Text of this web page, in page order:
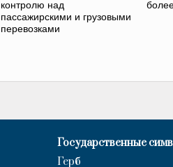
контролю над
пассажирскими и грузовыми
перевозками
Государственные
Герб